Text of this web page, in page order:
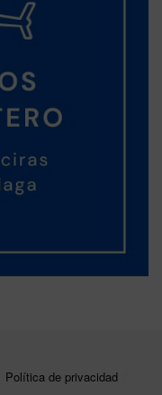
Política de privacidad